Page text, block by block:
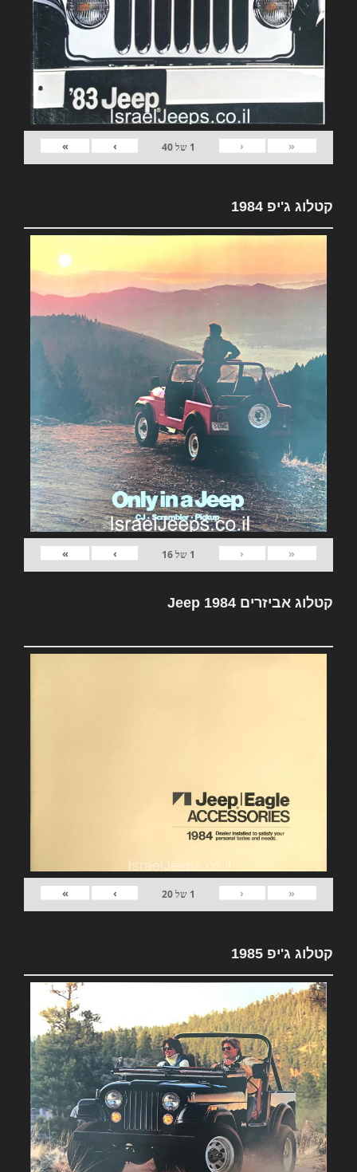
«
‹
1 של40
›
»
קטלוג ג'יפ 1984
«
‹
1 של16
›
»
קטלוג אביזרים Jeep 1984
«
‹
1 של20
›
»
קטלוג ג'יפ 1985